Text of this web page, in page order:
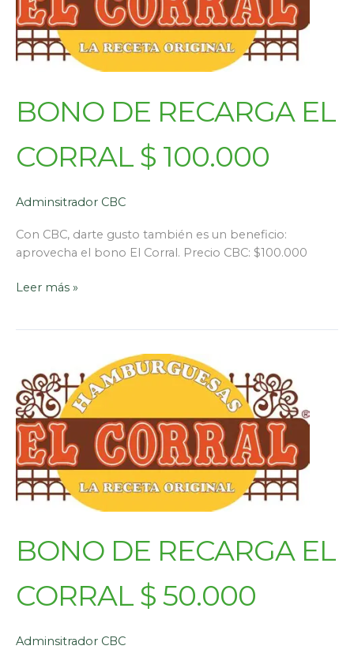
BONO DE RECARGA EL
CORRAL $ 100.000
Adminsitrador CBC
Con CBC, darte gusto también es un beneficio:
aprovecha el bono El Corral. Precio CBC: $100.000
Leer más »
BONO DE RECARGA EL
CORRAL $ 50.000
Adminsitrador CBC